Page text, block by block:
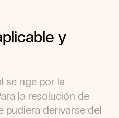
y
se rige por la
la resolución de
pudiera derivarse del